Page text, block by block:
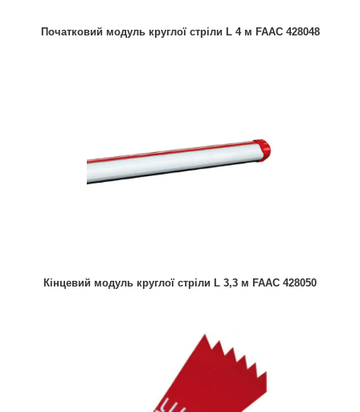
Початковий модуль круглої стріли L 4 м FAAC 428048
Кінцевий модуль круглої стріли L 3,3 м FAAC 428050